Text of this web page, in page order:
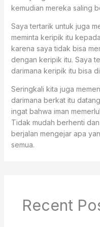
kemudian mereka saling
Saya tertarik untuk juga
meminta keripik itu
karena saya tidak bisa
dengan keripik itu. Saya
darimana keripik itu bisa
Seringkali kita juga
darimana berkat itu
ingat bahwa iman
Tidak mudah berhenti
berjalan mengejar apa
semua.
Recent